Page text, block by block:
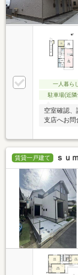
一人暮ら
駐車場(近隣
空室確認
支店へお問
賃貸一戸建て ｓｕ